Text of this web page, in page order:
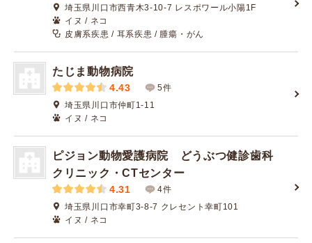
埼玉県川口市西青木3-10-7 レスポワール小陽1F
イヌ / ネコ
皮膚系疾患 / 耳系疾患 / 腫瘍・がん
たじま動物病院
4.43
5件
埼玉県川口市仲町1-11
イヌ / ネコ
ピジョン動物愛護病院 どうぶつ健診歯科
クリニック・CTセンター
4.31
4件
埼玉県川口市幸町3-8-7 クレセント幸町101
イヌ / ネコ